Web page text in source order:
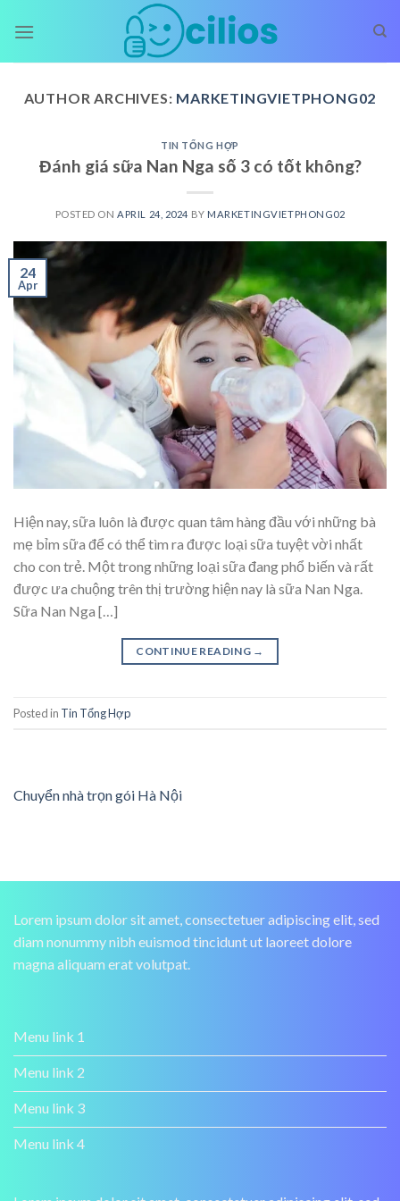
AUTHOR ARCHIVES: MARKETINGVIETPHONG02
TIN TỔNG HỢP
Đánh giá sữa Nan Nga số 3 có tốt không?
POSTED ON APRIL 24, 2024 BY MARKETINGVIETPHONG02
24
Apr
Hiện nay, sữa luôn là được quan tâm hàng đầu với những bà
mẹ bỉm sữa để có thể tìm ra được loại sữa tuyệt vời nhất
cho con trẻ. Một trong những loại sữa đang phổ biến và rất
được ưa chuộng trên thị trường hiện nay là sữa Nan Nga.
Sữa Nan Nga […]
CONTINUE READING →
Posted in Tin Tổng Hợp
Chuyển nhà trọn gói Hà Nội
Lorem ipsum dolor sit amet, consectetuer adipiscing elit, sed
diam nonummy nibh euismod tincidunt ut laoreet dolore
magna aliquam erat volutpat.
Menu link 1
Menu link 2
Menu link 3
Menu link 4